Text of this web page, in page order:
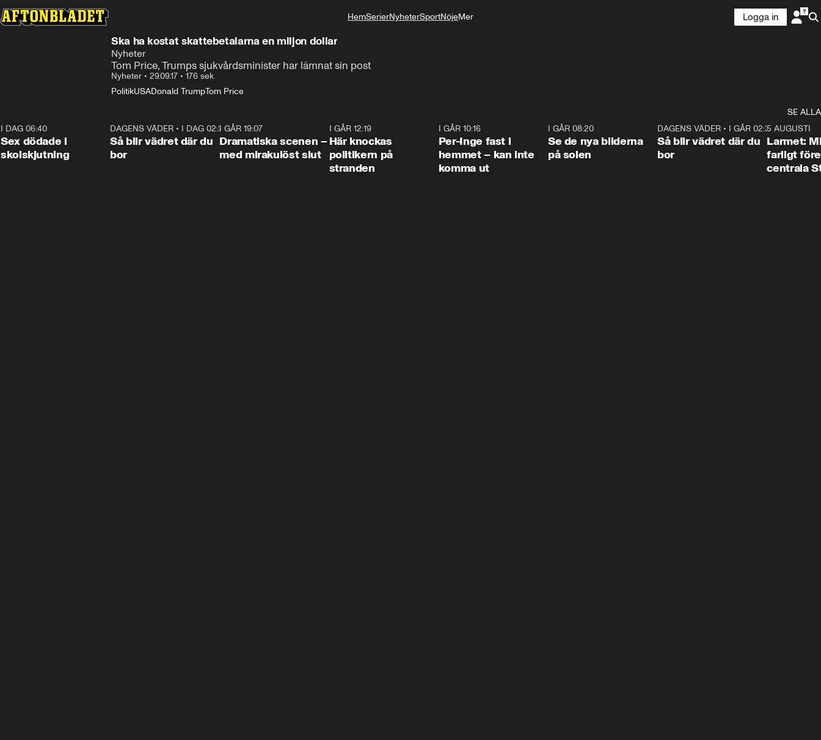
HemSerierNyheterSportNöjeMer
Logga in
Ska ha kostat skattebetalarna en miljon dollar
Nyheter
Tom Price, Trumps sjukvårdsminister har lämnat sin post
Nyheter • 29.09.17 • 176 sek
PolitikUSADonald TrumpTom Price
SE ALLA
I DAG 06:40
Sex dödade i
skolskjutning
1:06
DAGENS VÄDER • I DAG 02:30
Så blir vädret där du
bor
I GÅR 19:07
Dramatiska scenen –
med mirakulöst slut
I GÅR 12:19
Här knockas
politikern på
stranden
I GÅR 10:16
Per-Inge fast i
hemmet – kan inte
komma ut
I GÅR 08:20
Se de nya bilderna
på solen
1:06
DAGENS VÄDER • I GÅR 02:30
Så blir vädret där du
bor
5 AUGUSTI
Larmet:
farligt
centrala